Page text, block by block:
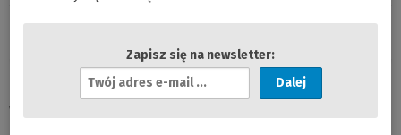
Miniony tydzień w finansach: internetowe zakupy na raty
w mBanku, Citi Handlowy wprowadza nowy sposób
Zapisz się na newsletter: